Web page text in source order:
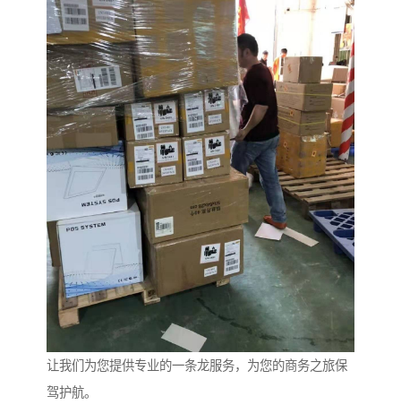
让我们为您提供专业的一条龙服务，为您的商务之旅保
驾护航。